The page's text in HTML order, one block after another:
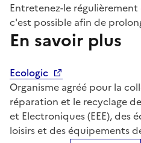
Entretenez-le
c'est possible afin de
En savoir plus
Ecologic
Organisme agréé pour la
réparation et le recyclage
et Electroniques (EEE), des
loisirs et des équipements